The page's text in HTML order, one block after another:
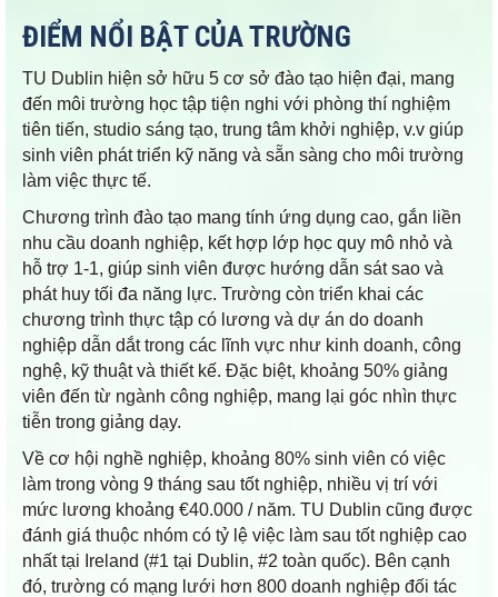
ĐIỂM NỔI BẬT CỦA TRƯỜNG
TU Dublin hiện sở hữu 5 cơ sở đào tạo hiện đại, mang
đến môi trường học tập tiện nghi với phòng thí nghiệm
tiên tiến, studio sáng tạo, trung tâm khởi nghiệp, v.v giúp
sinh viên phát triển kỹ năng và sẵn sàng cho môi trường
làm việc thực tế.
Chương trình đào tạo mang tính ứng dụng cao, gắn liền
nhu cầu doanh nghiệp, kết hợp lớp học quy mô nhỏ và
hỗ trợ 1-1, giúp sinh viên được hướng dẫn sát sao và
phát huy tối đa năng lực. Trường còn triển khai các
chương trình thực tập có lương và dự án do doanh
nghiệp dẫn dắt trong các lĩnh vực như kinh doanh, công
nghệ, kỹ thuật và thiết kế. Đặc biệt, khoảng 50% giảng
viên đến từ ngành công nghiệp, mang lại góc nhìn thực
tiễn trong giảng dạy.
Về cơ hội nghề nghiệp, khoảng 80% sinh viên có việc
làm trong vòng 9 tháng sau tốt nghiệp, nhiều vị trí với
mức lương khoảng €40.000 / năm. TU Dublin cũng được
đánh giá thuộc nhóm có tỷ lệ việc làm sau tốt nghiệp cao
nhất tại Ireland (#1 tại Dublin, #2 toàn quốc). Bên cạnh
đó, trường có mạng lưới hơn 800 doanh nghiệp đối tác